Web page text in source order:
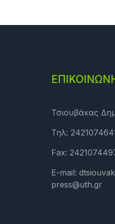
Τσιουβάκας
Τηλ:
Fax:
E-mail:
press@uth.gr